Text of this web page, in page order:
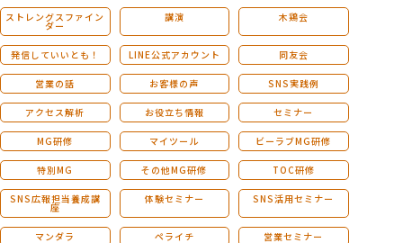
ストレングスファイン
ダー
講演 木鶏会
発信していいとも！ LINE公式アカウント 同友会
営業の話 お客様の声 SNS実践例
アクセス解析 お役立ち情報 セミナー
MG研修 マイツール ビーラブMG研修
特別MG その他MG研修 TOC研修
SNS広報担当養成講
座
体験セミナー SNS活用セミナー
マンダラ ペライチ 営業セミナー